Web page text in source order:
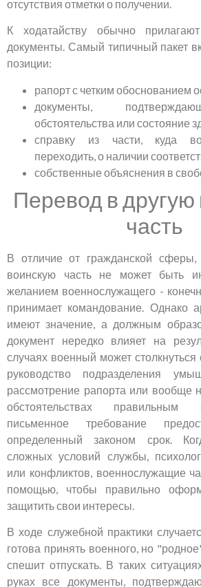
отсутствия отметки о получении.
К ходатайству обычно
документы. Самый типичный пакет
позиции:
рапорт с четким обоснованием
документы,
обстоятельства или состояние
справку из части, куда
переходить, о наличии
собственные объяснения в
Перевод в другую
часть
В отличие от гражданской
воинскую часть не может быть
желанием военнослужащего -
принимает командование. Однако
имеют значение, а должным
документ нередко влияет на
случаях военный может столкнуться
руководство подразделения
рассмотрение рапорта или вообще
обстоятельствах
письменное требование
определенный законом срок.
сложных условий службы,
или конфликтов, военнослужащие
помощью, чтобы правильно
защитить свои интересы.
В ходе служебной практики
готова принять военного, но
спешит отпускать. В таких
руках все документы,